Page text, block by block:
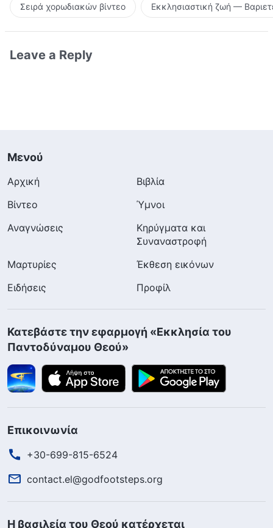
Σειρά χορωδιακών βίντεο Εκκλησιαστική ζωή —
Leave a Reply
Μενού
Αρχική
Βιβλία
Βίντεο
Ύμνοι
Αναγνώσεις
Κηρύγματα και
Συναναστροφή
Μαρτυρίες
Έκθεση εικόνων
Ειδήσεις
Προφίλ
Κατεβάστε την εφαρμογή «Εκκλησία του
Παντοδύναμου Θεού»
Επικοινωνία
+30-699-815-6524
contact.el@godfootsteps.org
Η βασιλεία του Θεού κατέρχεται